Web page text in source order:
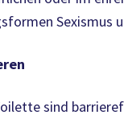
Sexismus
sind